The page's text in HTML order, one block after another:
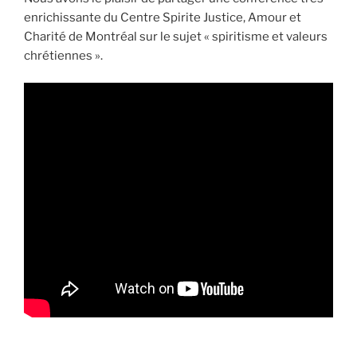
enrichissante du Centre Spirite Justice, Amour et
Charité de Montréal sur le sujet « spiritisme et valeurs
chrétiennes ».